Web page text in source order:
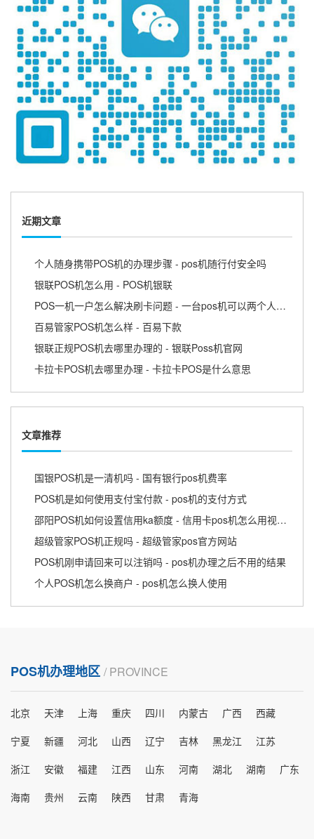
近期文章
个人随身携带POS机的办理步骤 - pos机随行付安全吗
银联POS机怎么用 - POS机银联
POS一机一户怎么解决刷卡问题 - 一台pos机可以两个人用吗
百易管家POS机怎么样 - 百易下款
银联正规POS机去哪里办理的 - 银联Poss机官网
卡拉卡POS机去哪里办理 - 卡拉卡POS是什么意思
文章推荐
国银POS机是一清机吗 - 国有银行pos机费率
POS机是如何使用支付宝付款 - pos机的支付方式
邵阳POS机如何设置信用ka额度 - 信用卡pos机怎么用视频教程
超级管家POS机正规吗 - 超级管家pos官方网站
POS机刚申请回来可以注销吗 - pos机办理之后不用的结果
个人POS机怎么换商户 - pos机怎么换人使用
POS机办理地区 / PROVINCE
北京 天津 上海 重庆 四川 内蒙古 广西
西藏
宁夏
新疆 河北 山西 辽宁 吉林 黑龙江
江苏
浙江
安徽 福建 江西 山东 河南 湖北 湖南
广东
海南
贵州 云南 陕西 甘肃 青海